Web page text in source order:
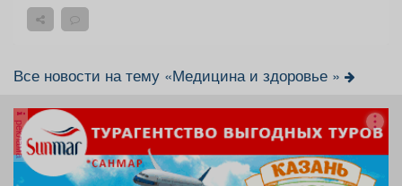
Все новости на тему «Медицина и здоровье »
реклама